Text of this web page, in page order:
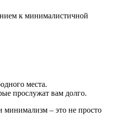
к минималистичной
места.
прослужат вам долго.
минимализм – это не просто